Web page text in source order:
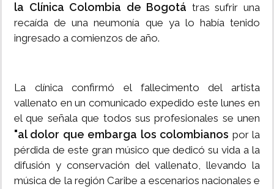
la Clínica Colombia de Bogotá tras sufrir una
recaída de una neumonía que ya lo había tenido
ingresado a comienzos de año.
La clínica confirmó el fallecimento del artista
vallenato en un comunicado expedido este lunes en
el que señala que todos sus profesionales se unen
"al dolor que embarga los colombianos por la
pérdida de este gran músico que dedicó su vida a la
difusión y conservación del vallenato, llevando la
música de la región Caribe a escenarios nacionales e